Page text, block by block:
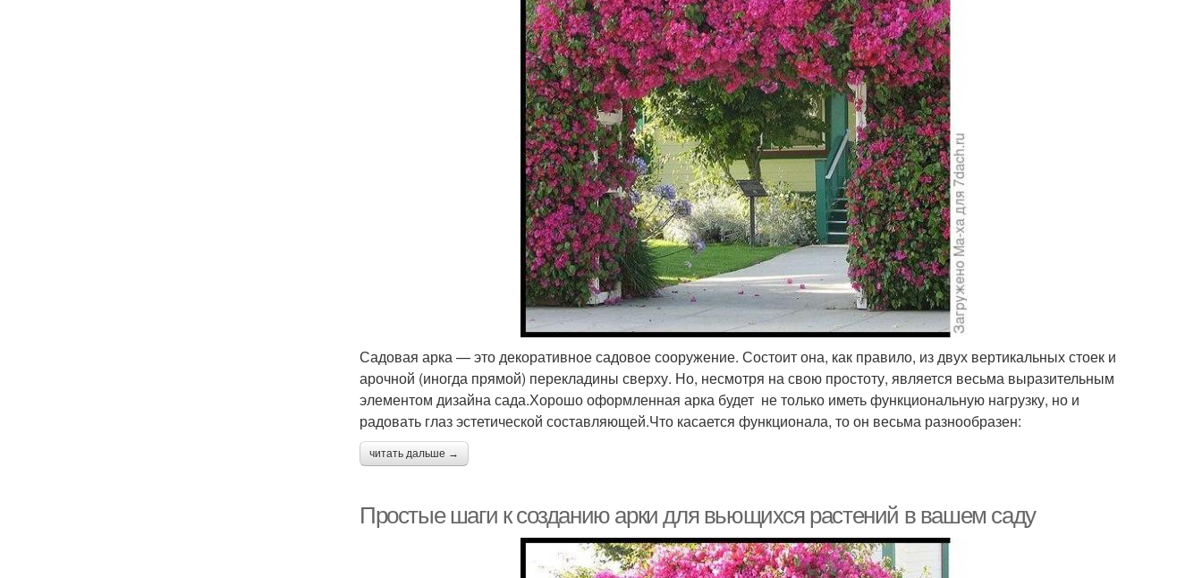
Садовая арка — это декоративное садовое сооружение. Состоит она, как правило, из двух вертикальных стоек и
арочной (иногда прямой) перекладины сверху. Но, несмотря на свою простоту, является весьма выразительным
элементом дизайна сада.Хорошо оформленная арка будет не только иметь функциональную нагрузку, но и
радовать глаз эстетической составляющей.Что касается функционала, то он весьма разнообразен:
читать дальше →
Простые шаги к созданию арки для вьющихся растений в вашем саду